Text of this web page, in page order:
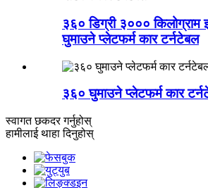
३६० डिग्री ३००० किलोग्राम
घुमाउने प्लेटफर्म कार टर्नटेबल
३६० घुमाउने प्लेटफर्म कार
स्वागत छकदर गर्नुहोस्
हामीलाई थाहा दिनुहोस्